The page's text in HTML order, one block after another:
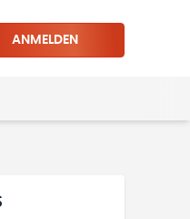
ANMELDEN